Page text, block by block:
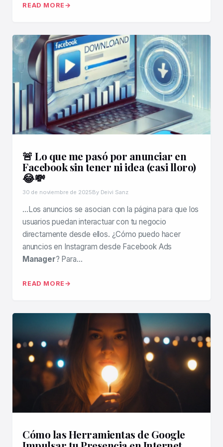
READ MORE
🚨 Lo que me pasó por anunciar en
Facebook sin tener ni idea (casi lloro)
😂💸
30 de noviembre de 2025By Deivi Sanz
…Los anuncios se asocian con la página para que los
usuarios puedan interactuar con tu negocio
directamente desde ellos. ¿Cómo puedo hacer
anuncios en Instagram desde Facebook Ads
Manager? Para…
READ MORE
Cómo las Herramientas de Google